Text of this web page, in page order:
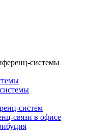
системы
систем
связи в офисе